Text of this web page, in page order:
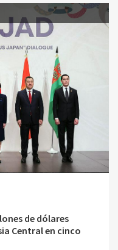
de dólares
Central en cinco